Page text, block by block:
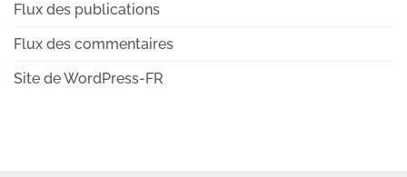
Flux des publications
Flux des commentaires
Site de WordPress-FR